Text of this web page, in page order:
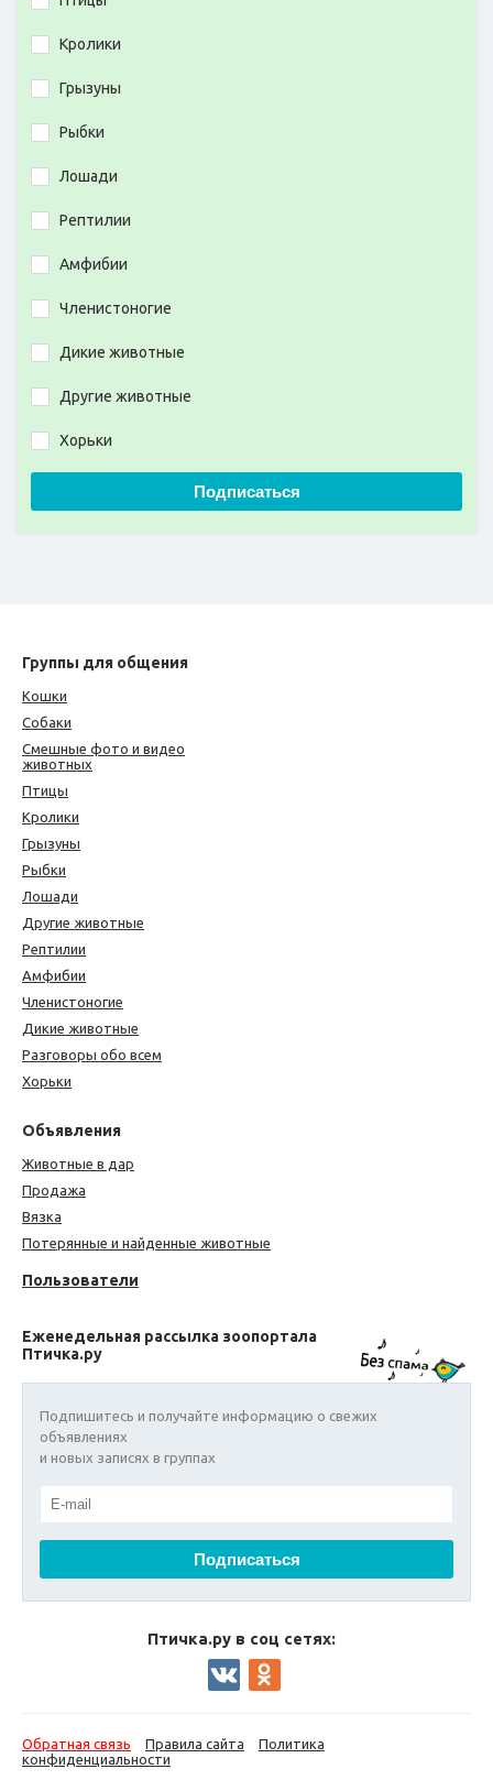
Кролики
Грызуны
Рыбки
Лошади
Рептилии
Амфибии
Членистоногие
Дикие животные
Другие животные
Хорьки
Подписаться
Группы для общения
Кошки
Собаки
Смешные фото и видео
животных
Птицы
Кролики
Грызуны
Рыбки
Лошади
Другие животные
Рептилии
Амфибии
Членистоногие
Дикие животные
Разговоры обо всем
Хорьки
Объявления
Животные в дар
Продажа
Вязка
Потерянные и найденные животные
Пользователи
Еженедельная рассылка зоопортала
Птичка.ру
Подпишитесь и получайте информацию о свежих
объявлениях
и новых записях в группах
Птичка.ру в соц сетях:
Обратная связь Правила сайта
Политика
конфиденциальности